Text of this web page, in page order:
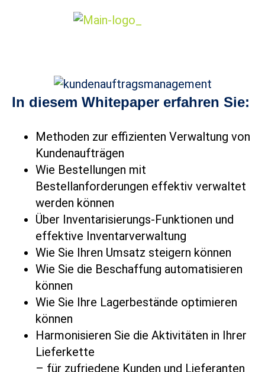
In diesem Whitepaper erfahren Sie:
Methoden zur effizienten Verwaltung von
Kundenaufträgen
Wie Bestellungen mit
Bestellanforderungen effektiv verwaltet
werden können
Über Inventarisierungs-Funktionen und
effektive Inventarverwaltung
Wie Sie Ihren Umsatz steigern können
Wie Sie die Beschaffung automatisieren
können
Wie Sie Ihre Lagerbestände optimieren
können
Harmonisieren Sie die Aktivitäten in Ihrer
Lieferkette
– für zufriedene Kunden und Lieferanten